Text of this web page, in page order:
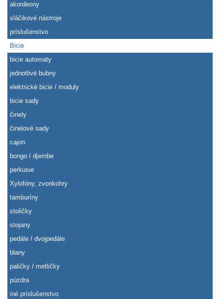
akordeony
sláčikové nástroje
príslušenstvo
Bicie
bicie automaty
jednotlivé bubny
elektrické bicie / moduly
bicie sady
činely
činelové sady
cajon
bongo / djembe
perkusie
Xylofóny, zvonkohry
tamburíny
stoličky
stojany
pedále / dvojpedále
blany
paličky / metličky
púzdra
iné príslušenstvo